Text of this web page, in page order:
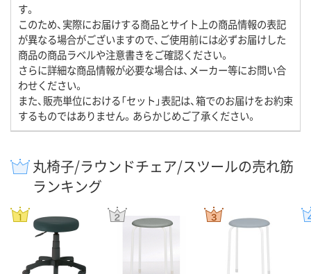
す。
このため、実際にお届けする商品とサイト上の商品情報の表記
が異なる場合がございますので、ご使用前には必ずお届けした
商品の商品ラベルや注意書きをご確認ください。
さらに詳細な商品情報が必要な場合は、メーカー等にお問い合
わせください。
また、販売単位における「セット」表記は、箱でのお届けをお約束
するものではありません。あらかじめご了承ください。
丸椅子/ラウンドチェア/スツールの売れ筋
ランキング